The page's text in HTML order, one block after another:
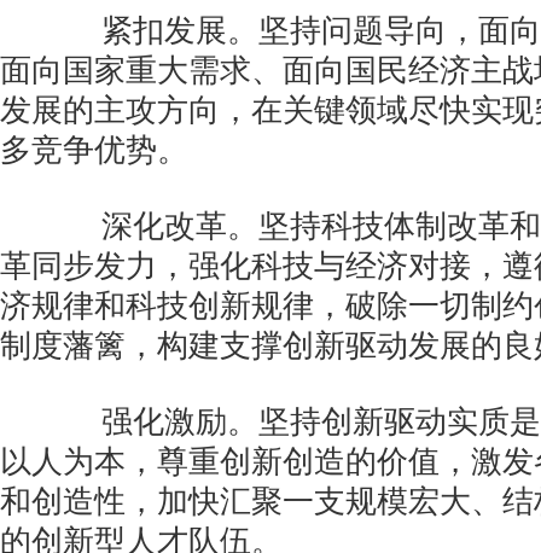
紧扣发展。坚持问题导向，面向
面向国家重大需求、面向国民经济主
发展的主攻方向，在关键领域尽快实
多竞争优势。
深化改革。坚持科技体制改革和
革同步发力，强化科技与经济对接，
济规律和科技创新规律，破除一切制
制度藩篱，构建支撑创新驱动发展的
强化激励。坚持创新驱动实质是
以人为本，尊重创新创造的价值，激
和创造性，加快汇聚一支规模宏大、
的创新型人才队伍。